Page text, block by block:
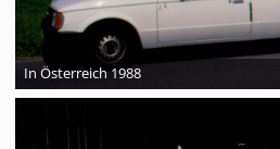
In Österreich 1988